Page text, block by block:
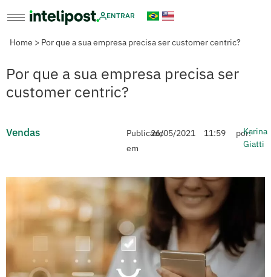
ENTRAR
Home > Por que a sua empresa precisa ser customer centric?
Por que a sua empresa precisa ser
customer centric?
Vendas
Publicado
em
26/05/2021 11:59 por:Karina
Giatti